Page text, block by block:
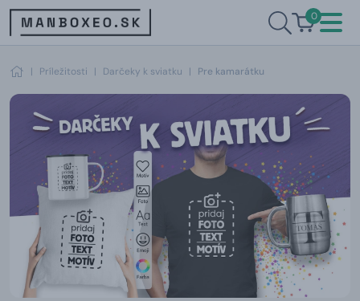
0
| Príležitosti | Darčeky k sviatku | Pre kamarátku